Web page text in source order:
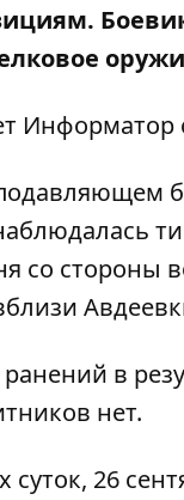
Информатор
со стороны
в
нет.
26